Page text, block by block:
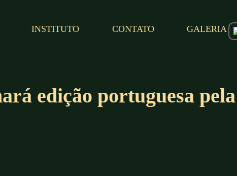
INSTITUTO CONTATO GALERIA
edição portuguesa pela